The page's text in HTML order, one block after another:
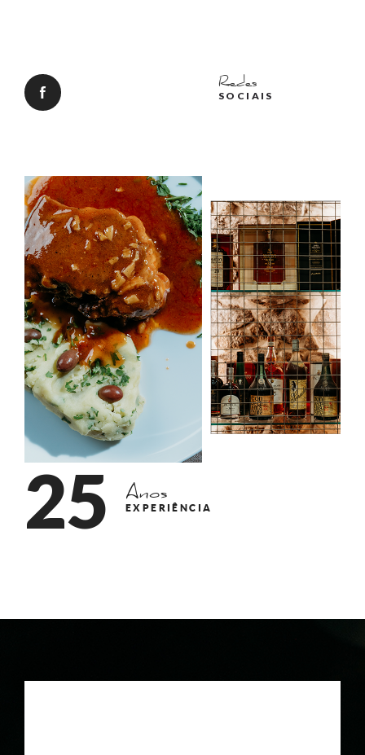
Redes
SOCIAIS
25 Anos
EXPERIÊNCIA